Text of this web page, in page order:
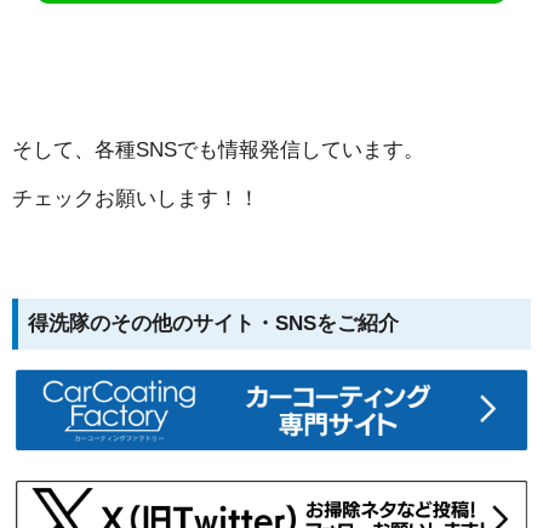
そして、各種SNSでも情報発信しています。
チェックお願いします！！
得洗隊のその他のサイト・SNSをご紹介